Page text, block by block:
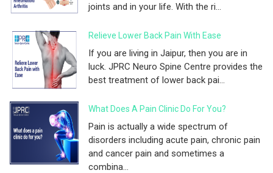
joints and in your life. With the ri...
Relieve Lower Back Pain With Ease
If you are living in Jaipur, then you are in
luck. JPRC Neuro Spine Centre provides the
best treatment of lower back pai...
What Does A Pain Clinic Do For You?
Pain is actually a wide spectrum of
disorders including acute pain, chronic pain
and cancer pain and sometimes a
combina...